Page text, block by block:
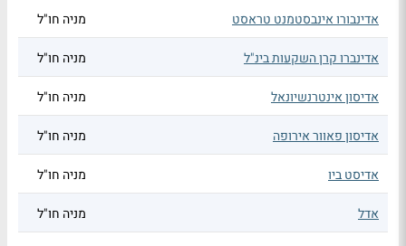
אדינבורו אינבסטמנט טראסט מניה חו"ל
אדינברו קרן השקעות בינ"ל מניה חו"ל
אדיסון אינטרנשיונאל מניה חו"ל
אדיסון פאוור אירופה מניה חו"ל
אדיסט ביו מניה חו"ל
אדל מניה חו"ל